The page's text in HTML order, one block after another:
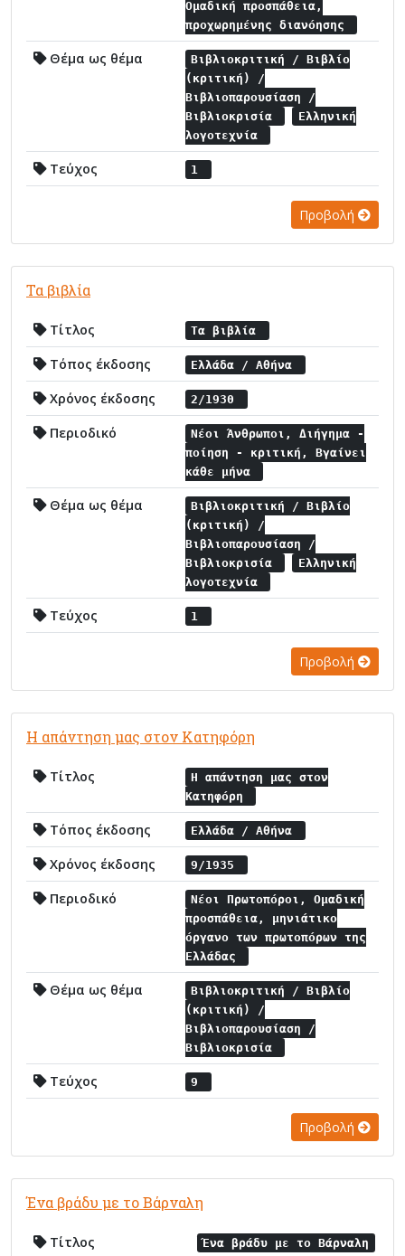
Ομαδική προσπάθεια,
προχωρημένης διανόησης
Θέμα ως θέμα
Βιβλιοκριτική / Βιβλίο
(κριτική) /
Βιβλιοπαρουσίαση /
Βιβλιοκρισία
Ελληνική
λογοτεχνία
Τεύχος 1
Προβολή
Τα βιβλία
Τίτλος Τα βιβλία
Τόπος έκδοσης Ελλάδα / Αθήνα
Χρόνος έκδοσης 2/1930
Περιοδικό
Νέοι Άνθρωποι, Διήγημα -
ποίηση - κριτική, Βγαίνει
κάθε μήνα
Θέμα ως θέμα
Βιβλιοκριτική / Βιβλίο
(κριτική) /
Βιβλιοπαρουσίαση /
Βιβλιοκρισία
Ελληνική
λογοτεχνία
Τεύχος 1
Προβολή
Η απάντηση μας στον Κατηφόρη
Τίτλος
Η απάντηση μας στον
Κατηφόρη
Τόπος έκδοσης Ελλάδα / Αθήνα
Χρόνος έκδοσης 9/1935
Περιοδικό
Νέοι Πρωτοπόροι, Ομαδική
προσπάθεια, μηνιάτικο
όργανο των πρωτοπόρων της
Ελλάδας
Θέμα ως θέμα
Βιβλιοκριτική / Βιβλίο
(κριτική) /
Βιβλιοπαρουσίαση /
Βιβλιοκρισία
Τεύχος 9
Προβολή
Ένα βράδυ με το Βάρναλη
Τίτλος Ένα βράδυ με το Βάρναλη